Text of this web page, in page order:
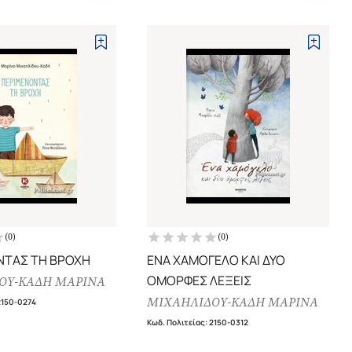
(0)
ΤΗ ΒΡΟΧΗ
ΚΑΔΗ ΜΑΡΙΝΑ
0274
(0)
ΕΝΑ ΧΑΜΟΓΕΛΟ ΚΑΙ ΔΥΟ
ΟΜΟΡΦΕΣ ΛΕΞΕΙΣ
ΜΙΧΑΗΛΙΔΟΥ-ΚΑΔΗ ΜΑΡΙΝΑ
Κωδ. Πολιτείας:2150-0312